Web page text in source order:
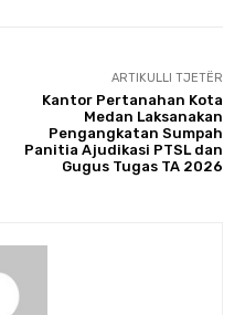
ARTIKULLI TJETËR
Kantor Pertanahan Kota
Medan Laksanakan
Pengangkatan Sumpah
Panitia Ajudikasi PTSL dan
Gugus Tugas TA 2026